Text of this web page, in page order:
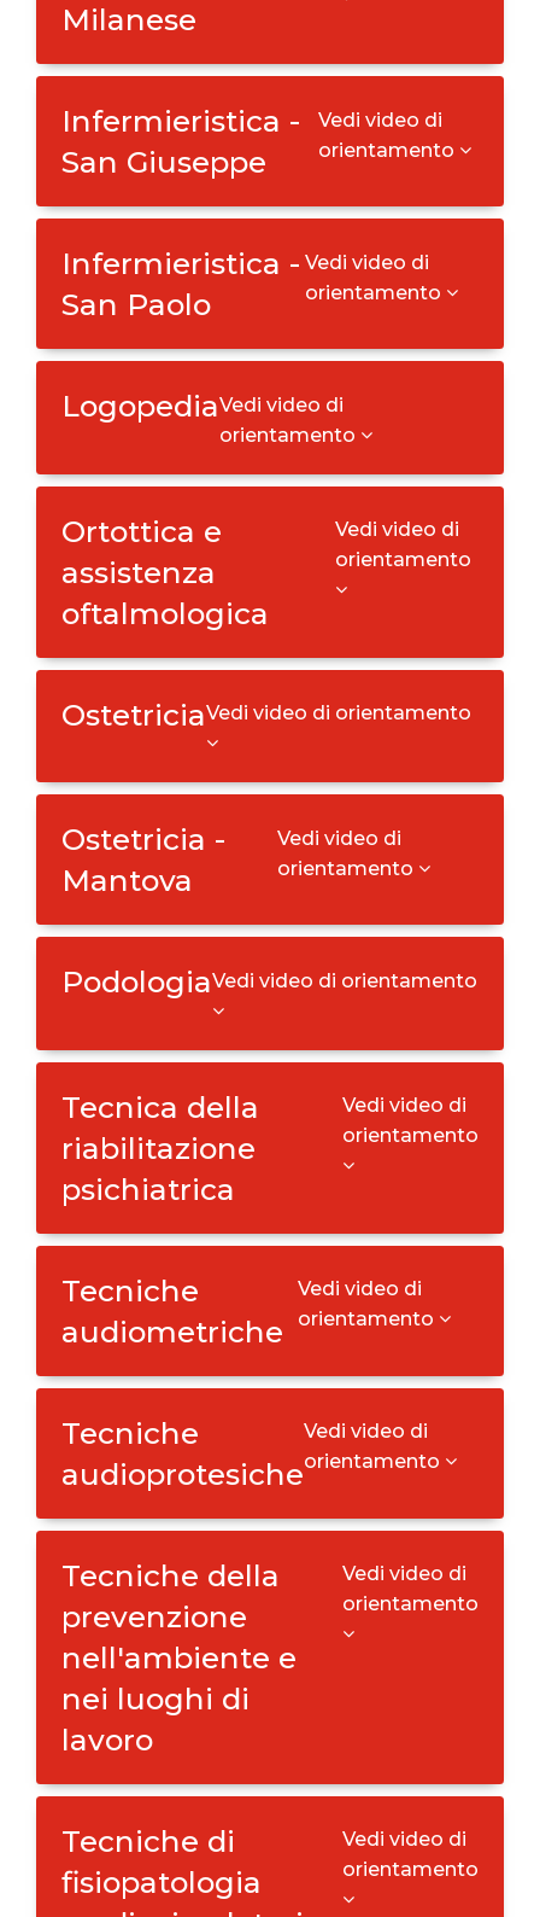
Milanese
Infermieristica -
San Giuseppe
Vedi video di
orientamento
Infermieristica -
San Paolo
Vedi video di
orientamento
LogopediaVedi video di
orientamento
Ortottica e
assistenza
oftalmologica
Vedi video di
orientamento
OstetriciaVedi video di orientamento
Ostetricia -
Mantova
Vedi video di
orientamento
PodologiaVedi video di orientamento
Tecnica della
riabilitazione
psichiatrica
Vedi video di
orientamento
Tecniche
audiometriche
Vedi video di
orientamento
Tecniche
audioprotesiche
Vedi video di
orientamento
Tecniche della
prevenzione
nell'ambiente e
nei luoghi di
lavoro
Vedi video di
orientamento
Tecniche di
fisiopatologia
Vedi video di
orientamento